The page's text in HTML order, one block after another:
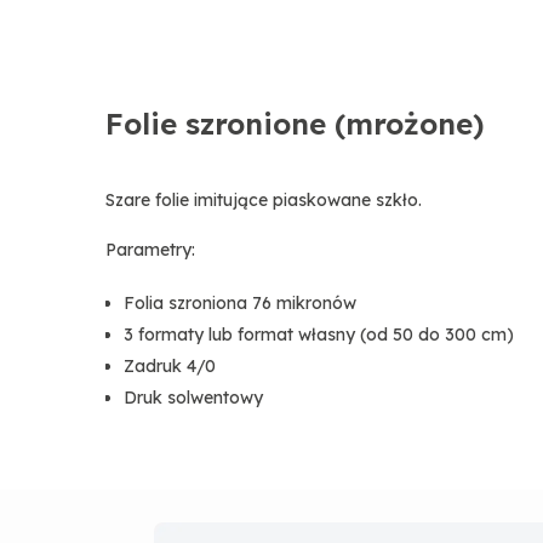
Folie szronione (mrożone)
Szare folie imitujące piaskowane szkło.
Parametry:
Folia szroniona 76 mikronów
3 formaty lub format własny (od 50 do 300 cm)
Zadruk 4/0
Druk solwentowy